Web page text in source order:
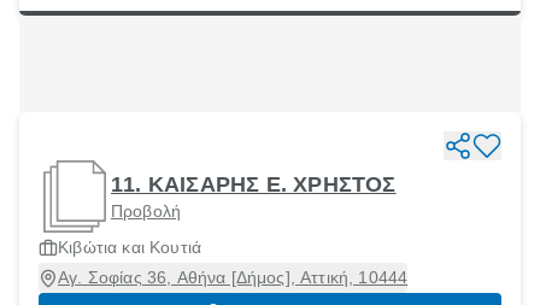
11. ΚΑΙΣΑΡΗΣ Ε. ΧΡΗΣΤΟΣ
Προβολή
Κιβώτια και Κουτιά
Αγ. Σοφίας 36, Αθήνα [Δήμος], Αττική, 10444